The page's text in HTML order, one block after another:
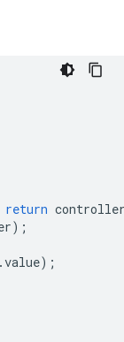
return
);
.value);